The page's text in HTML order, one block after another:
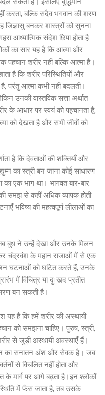
करता, बल्कि सदैव भगवान की शरण
जिज्ञासु बनकर शास्त्रों को सुनना
आध्यात्मिक संदेश छिपा होता है
का सार यह है कि आत्मा और
शरीर नहीं बल्कि आत्मा है।
है कि शरीर परिस्थितियों और
परंतु आत्मा कभी नहीं बदलती।
उनकी वास्तविक सत्ता अर्थात
के आधार पर स्वयं को पहचानता है,
को देखता है और सभी जीवों को
है कि देवताओं की शक्तियाँ और
का स्त्री बन जाना कोई साधारण
का एक भाग था। भागवत बार-बार
समझ से कहीं अधिक व्यापक होती
भविष्य की महत्वपूर्ण लीलाओं का
बुध ने उन्हें देखा और उनके मिलन
चंद्रवंश के महान राजाओं में से एक
घटनाओं को घटित करते हैं, उनके
में विचित्र या दुःखद प्रतीत
बन सकती है।
यह है कि हमें शरीर की अस्थायी
को समझना चाहिए। पुरुष, स्त्री,
से जुड़ी अस्थायी अवस्थाएँ हैं।
का सनातन अंश और सेवक है। जब
से विचलित नहीं होता और
के मार्ग पर आगे बढ़ता है।इन श्लोकों
में फँस जाता है, तब उसके